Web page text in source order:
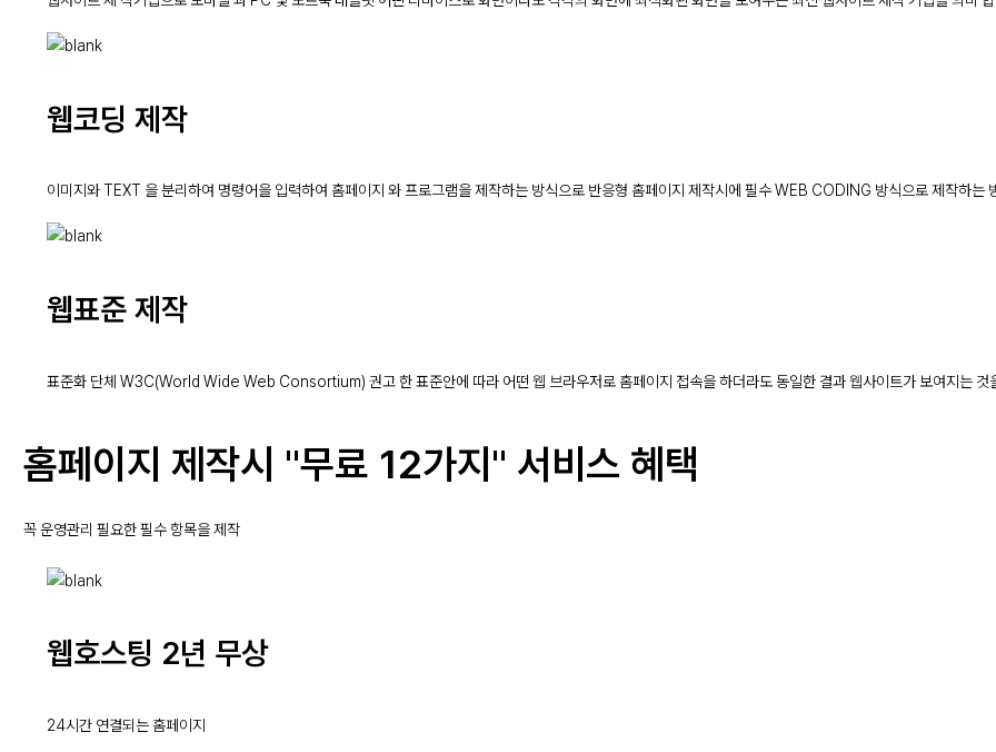
웹코딩 제작
이미지와 TEXT 을 분리하여 명령어을 입력하여 홈페이지 와 프로그램을 제작하는 방식으로 반응형 홈페이지 제작시에 필수 WEB CODING 방식으로 제작하는
웹표준 제작
표준화 단체 W3C(World Wide Web Consortium) 권고 한 표준안에 따라 어떤 웹 브라우저로 홈페이지 접속을 하더라도 동일한 결과 웹사이트가 보여지는 것
홈페이지 제작시 "무료 12가지" 서비스 혜택
꼭 운영관리 필요한 필수 항목을 제작
웹호스팅 2년 무상
24시간 연결되는 홈페이지